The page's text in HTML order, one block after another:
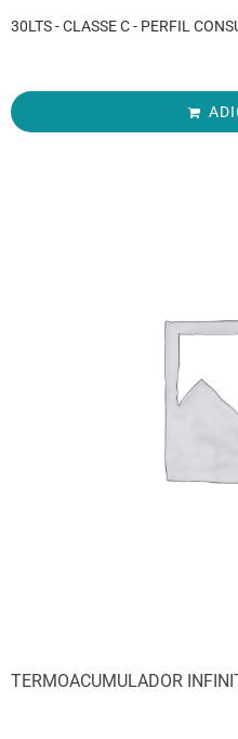
30LTS - CLASSE C - PERFIL
TERMOACUMULADOR